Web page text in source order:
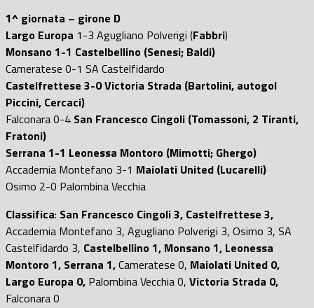
1^ giornata – girone D
Largo Europa 1-3 Agugliano Polverigi (Fabbri)
Monsano 1-1 Castelbellino (Senesi; Baldi)
Cameratese 0-1 SA Castelfidardo
Castelfrettese 3-0 Victoria Strada (Bartolini, autogol
Piccini, Cercaci)
Falconara 0-4 San Francesco Cingoli (Tomassoni, 2 Tiranti,
Fratoni)
Serrana 1-1 Leonessa Montoro (Mimotti; Ghergo)
Accademia Montefano 3-1 Maiolati United (Lucarelli)
Osimo 2-0 Palombina Vecchia
Classifica: San Francesco Cingoli 3, Castelfrettese 3,
Accademia Montefano 3, Agugliano Polverigi 3, Osimo 3, SA
Castelfidardo 3, Castelbellino 1, Monsano 1, Leonessa
Montoro 1, Serrana 1,Cameratese 0, Maiolati United 0,
Largo Europa 0, Palombina Vecchia 0, Victoria Strada 0,
Falconara 0